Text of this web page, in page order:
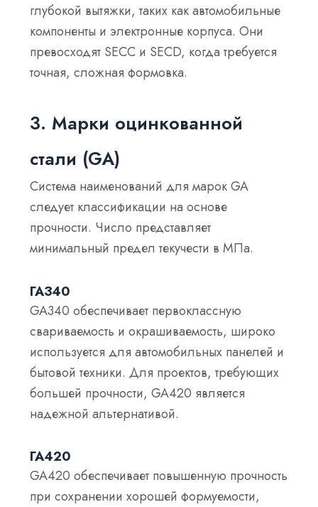
глубокой вытяжки, таких как автомобильные
компоненты и электронные корпуса. Они
превосходят SECC и SECD, когда требуется
точная, сложная формовка.
3. Марки оцинкованной
стали (GA)
Система наименований для марок GA
следует классификации на основе
прочности. Число представляет
минимальный предел текучести в МПа.
ГА340
GA340 обеспечивает первоклассную
свариваемость и окрашиваемость, широко
используется для автомобильных панелей и
бытовой техники. Для проектов, требующих
большей прочности, GA420 является
надежной альтернативой.
ГА420
GA420 обеспечивает повышенную прочность
при сохранении хорошей формуемости,